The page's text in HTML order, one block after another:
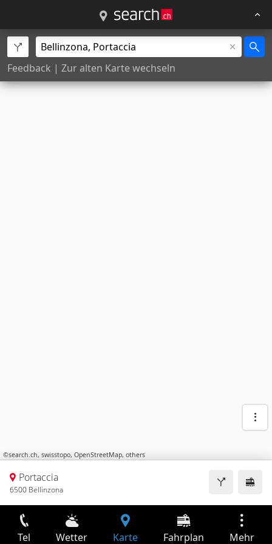
Feedback | Zur alten Karte wechseln
©search.ch, swisstopo, OpenStreetMap, others
Portaccia
6500 Bellinzona
Tel Wetter Karte Fahrplan Mehr